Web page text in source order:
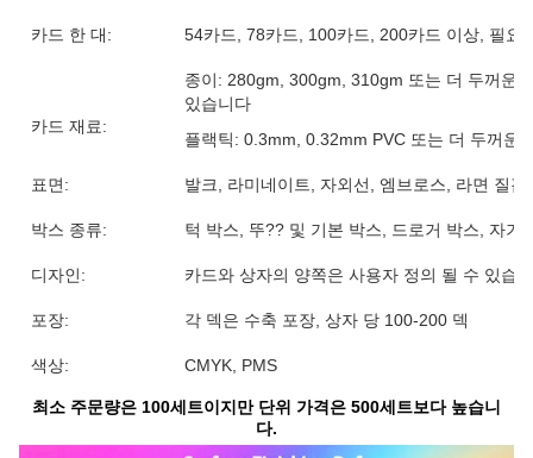
카드 한 대: 54카드, 78카드, 100카드, 200카드 이상, 필요
카드 재료:
종이: 280gm, 300gm, 310gm 또는 더 두꺼운,
있습니다
플랙틱: 0.3mm, 0.32mm PVC 또는 더 두꺼운
표면: 발크, 라미네이트, 자외선, 엠브로스, 라면 질
박스 종류: 턱 박스, 뚜?? 및 기본 박스, 드로거 박스, 자
디자인: 카드와 상자의 양쪽은 사용자 정의 될 수 있습
포장: 각 덱은 수축 포장, 상자 당 100-200 덱
색상: CMYK, PMS
최소 주문량은 100세트이지만 단위 가격은 500세트보다 높습니
다.